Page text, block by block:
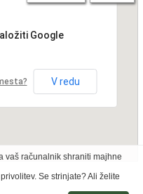
Google
V redu
vaš računalnik shraniti majhne
Se strinjate? Ali želite